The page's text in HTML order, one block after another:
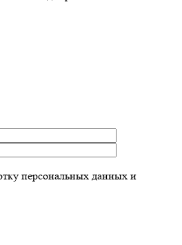
персональных данных и